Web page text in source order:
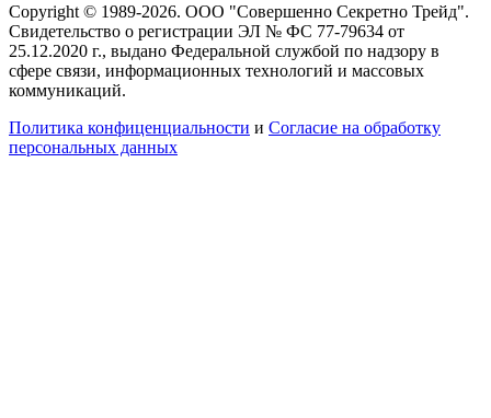
Copyright © 1989-2026. ООО "Совершенно Секретно Трейд".
Свидетельство о регистрации ЭЛ № ФС 77-79634 от
25.12.2020 г., выдано Федеральной службой по надзору в
сфере связи, информационных технологий и массовых
коммуникаций.
Политика конфиценциальности и Согласие на обработку
персональных данных